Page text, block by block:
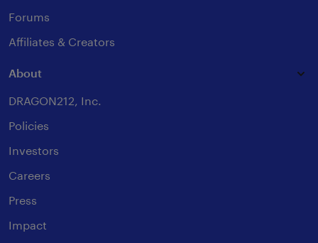
Forums
Affiliates & Creators
About
DRAGON212, Inc.
Policies
Investors
Careers
Press
Impact